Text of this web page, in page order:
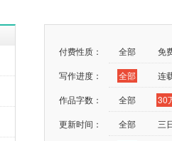
付费性质： 全部
免
写作进度：
全部
连
作品字数：
全部
30
更新时间：
全部
三